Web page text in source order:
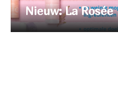
Nieuw: La Rosée